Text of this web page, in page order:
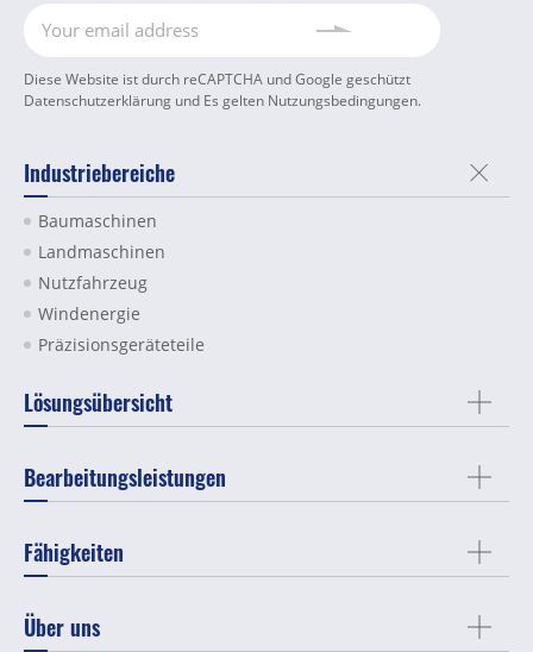
Diese Website ist durch reCAPTCHA und Google geschützt
Datenschutzerklärung und Es gelten Nutzungsbedingungen.
Industriebereiche
Baumaschinen
Landmaschinen
Nutzfahrzeug
Windenergie
Präzisionsgeräteteile
Lösungsübersicht
Bearbeitungsleistungen
Fähigkeiten
Über uns